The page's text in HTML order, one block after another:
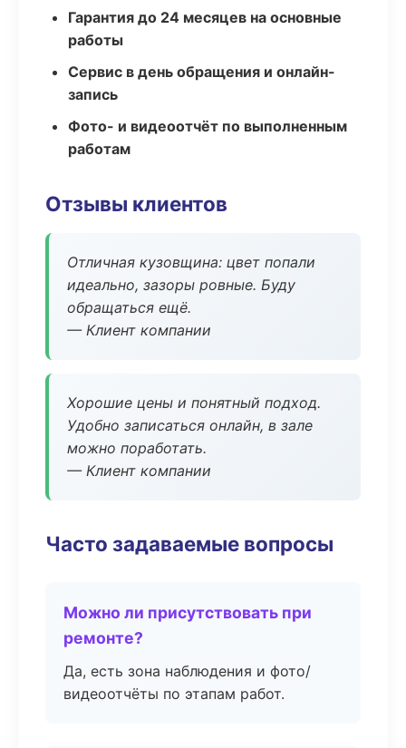
Гарантия до 24 месяцев на основные
работы
Сервис в день обращения и онлайн-
запись
Фото- и видеоотчёт по выполненным
работам
Отзывы клиентов
Отличная кузовщина: цвет попали
идеально, зазоры ровные. Буду
обращаться ещё.
— Клиент компании
Хорошие цены и понятный подход.
Удобно записаться онлайн, в зале
можно поработать.
— Клиент компании
Часто задаваемые вопросы
Можно ли присутствовать при
ремонте?
Да, есть зона наблюдения и фото/
видеоотчёты по этапам работ.